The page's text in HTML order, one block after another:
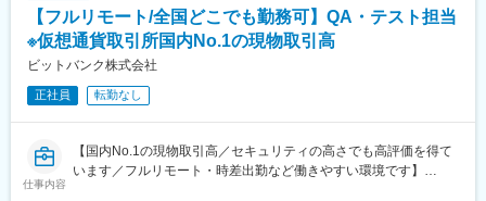
しております。
変更の範囲：会社の定める業務
■業務の魅力
保険のプロを相手とした営業活動のため、保険業界の知識の習得
や臨機応変に対応するコミュニケーション能力の向上が期待され
自由な発想や個性を生かした営業活動を許容する文化があり、保
ョンです。
【フルリモート/全国どこでも勤務可】QA・テスト担当
※仮想通貨取引所国内No.1の現物取引高
ビットバンク株式会社
正社員 転勤なし
仕事内容
【国内No.1の現物取引高／セキュリティの高さでも高評価を得て
います／フルリモート・時差出勤など働きやすい環境です】